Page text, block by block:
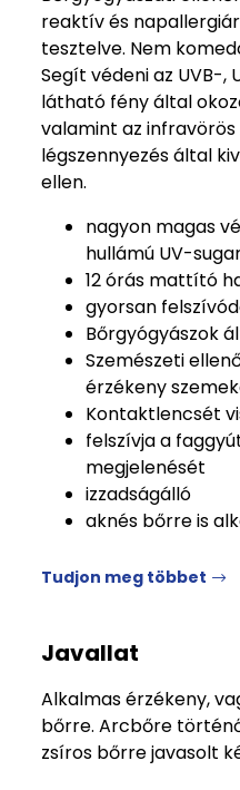
reaktív és
tesztelve. Nem
Segít védeni az UVB-,
látható fény által
valamint az
légszennyezés által
ellen.
nagyon magas
hullámú UV-
12 órás mattító
gyorsan
Bőrgyógyászok
Szemészeti
érzékeny
Kontaktlencsét
felszívja a
megjelenését
izzadságálló
aknés bőrre is
Tudjon meg többet
Javallat
Alkalmas érzékeny,
bőrre. Arcbőre
zsíros bőrre javasolt